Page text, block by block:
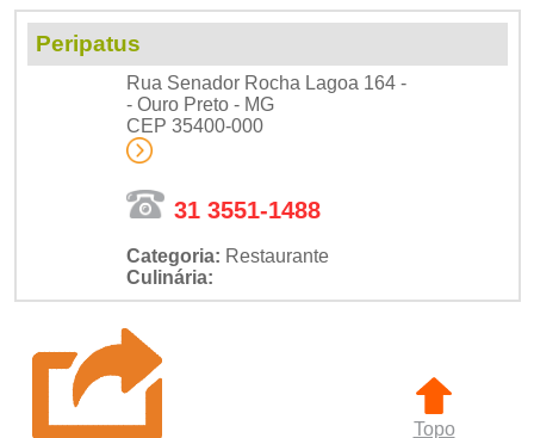
Peripatus
Rua Senador Rocha Lagoa 164 -
- Ouro Preto - MG
CEP 35400-000
31 3551-1488
Categoria: Restaurante
Culinária:
Topo